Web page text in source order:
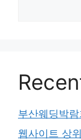
부산웨딩박
웹사이트 상